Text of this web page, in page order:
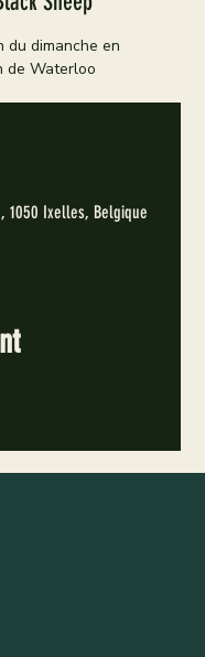
du dimanche en
de Waterloo
1050 Ixelles, Belgique